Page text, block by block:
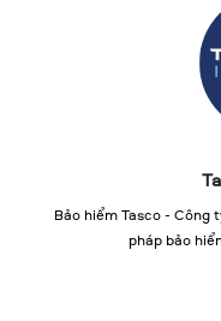
Bảo hiểm Tasco - Công
pháp bảo